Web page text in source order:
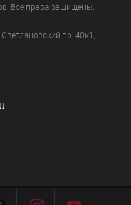
Все права защищены.
пр. 40к1,